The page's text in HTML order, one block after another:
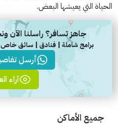
الحياة التي يعيشها البعض.
جاهز تسافر؟ راسلنا الآن
برامج شاملة | فنادق | سائق خاص | دعم 24/7
أرسل
آراء
جميع الأماكن